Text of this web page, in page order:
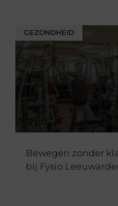
GEZONDHEID
Bewegen zonder
bij Fysio